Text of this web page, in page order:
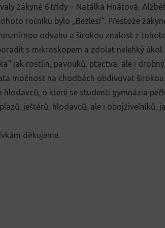
žákyně 6.třídy – Natálka Hnátová,
ročníku bylo „Bezlesí“. Přestože
odvahu a širokou znalost z
s mikroskopem a zdolat nelehký
jak rostlin, pavouků, ptactva, ale i
možnost na chodbách obdivovat
hlodavců, o které se studenti gymnázia
ještěrů, hlodavců, ale i obojživelníků,
děkujeme.